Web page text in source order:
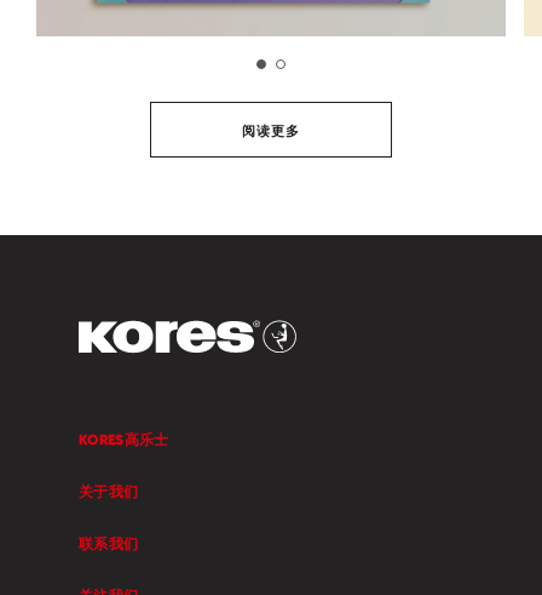
阅读更多
KORES高乐士
关于我们
联系我们